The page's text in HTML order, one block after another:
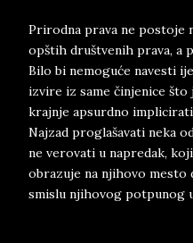
Prirodna prava ne postoje
opštih društvenih prava, a
Bilo bi nemoguće navesti
izvire iz same činjenice što
krajnje apsurdno
Najzad proglašavati neka
ne verovati u napredak,
obrazuje na njihovo mesto
smislu njihovog potpunog